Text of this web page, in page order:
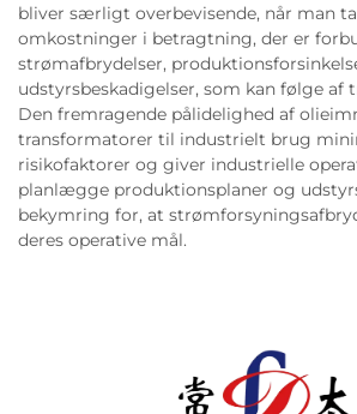
bliver særligt overbevisende, når man
omkostninger i betragtning, der er
strømafbrydelser,
udstyrsbeskadigelser, som kan følge af
Den fremragende pålidelighed af
transformatorer til industrielt brug
risikofaktorer og giver industrielle
planlægge produktionsplaner og
bekymring for, at
deres operative mål.